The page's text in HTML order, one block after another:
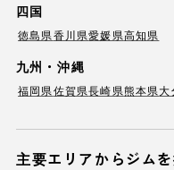
四国
徳島県香川県愛媛県高知県
九州・沖縄
福岡県佐賀県長崎県熊本県大
主要エリアからジム